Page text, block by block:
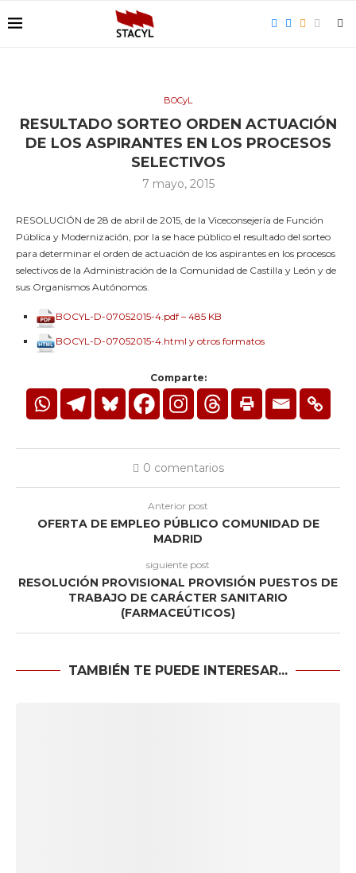
BOCyL
RESULTADO SORTEO ORDEN ACTUACIÓN
DE LOS ASPIRANTES EN LOS PROCESOS
SELECTIVOS
7 mayo, 2015
RESOLUCIÓN de 28 de abril de 2015, de la Viceconsejería de Función
Pública y Modernización, por la se hace público el resultado del sorteo
para determinar el orden de actuación de los aspirantes en los procesos
selectivos de la Administración de la Comunidad de Castilla y León y de
sus Organismos Autónomos.
BOCYL-D-07052015-4.pdf – 485 KB
BOCYL-D-07052015-4.html y otros formatos
Comparte:
0 comentarios
Anterior post
OFERTA DE EMPLEO PÚBLICO COMUNIDAD DE
MADRID
siguiente post
RESOLUCIÓN PROVISIONAL PROVISIÓN PUESTOS DE
TRABAJO DE CARÁCTER SANITARIO
(FARMACEÚTICOS)
TAMBIÉN TE PUEDE INTERESAR...